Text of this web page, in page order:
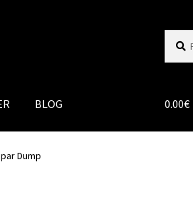
pour :
BLOG 0.00€
Dump